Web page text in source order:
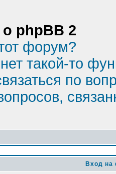
phpBB 2
форум?
такой-то
по
Вход на